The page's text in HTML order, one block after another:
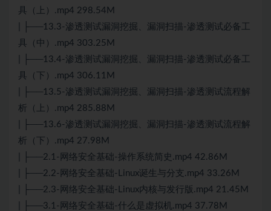
具（上）.mp4 298.54M
| ├──13.3-渗透测试漏洞挖掘、漏洞扫描-渗透测试必备工
具（中）.mp4 303.25M
| ├──13.4-渗透测试漏洞挖掘、漏洞扫描-渗透测试必备工
具（下）.mp4 306.11M
| ├──13.5-渗透测试漏洞挖掘、漏洞扫描-渗透测试流程解
析（上）.mp4 285.88M
| ├──13.6-渗透测试漏洞挖掘、漏洞扫描-渗透测试流程解
析（下）.mp4 27.98M
| ├──2.1-网络安全基础-操作系统简史.mp4 42.86M
| ├──2.2-网络安全基础-Linux诞生与分支.mp4 33.26M
| ├──2.3-网络安全基础-Linux内核与发行版.mp4 21.45M
| ├──3.1-网络安全基础-什么是虚拟机.mp4 37.78M